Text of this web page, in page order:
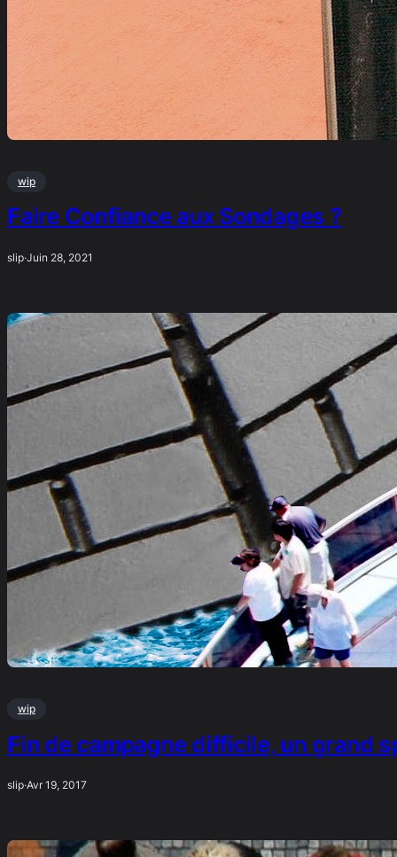
wip
Faire Confiance aux Sondages ?
slip·Juin 28, 2021
wip
Fin de campagne difficile, un grand
slip·Avr 19, 2017